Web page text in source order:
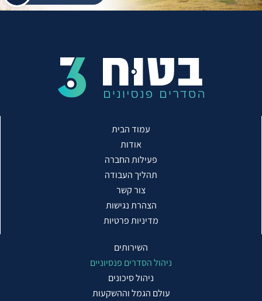
עמוד הבית
אודות
פעילות החברה
תהליך העבודה
צור קשר
הצהרת נגישות
מדיניות פרטיות
השירותים
ניהול הסדרים פנסיוניים
ניהול סיכונים
עולם הגמל וההשקעות